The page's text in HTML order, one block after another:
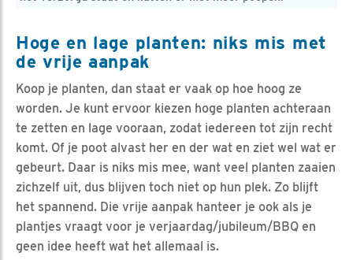
Hoge en lage planten: niks mis met
de vrije aanpak
Koop je planten, dan staat er vaak op hoe hoog ze
worden. Je kunt ervoor kiezen hoge planten achteraan
te zetten en lage vooraan, zodat iedereen tot zijn recht
komt. Of je poot alvast her en der wat en ziet wel wat er
gebeurt. Daar is niks mis mee, want veel planten zaaien
zichzelf uit, dus blijven toch niet op hun plek. Zo blijft
het spannend. Die vrije aanpak hanteer je ook als je
plantjes vraagt voor je verjaardag/jubileum/BBQ en
geen idee heeft wat het allemaal is.